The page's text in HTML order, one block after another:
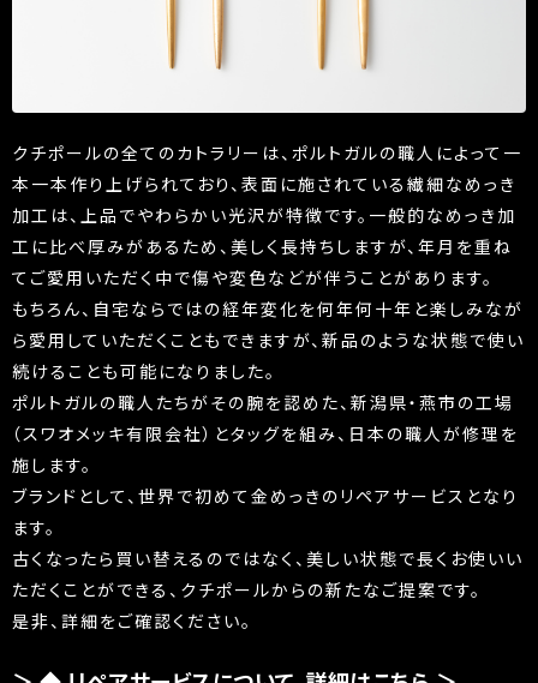
クチポールの全てのカトラリーは、ポルトガルの職人によって一
本一本作り上げられており、表面に施されている繊細なめっき
加工は、上品でやわらかい光沢が特徴です。一般的なめっき加
工に比べ厚みがあるため、美しく長持ちしますが、年月を重ね
てご愛用いただく中で傷や変色などが伴うことがあります。
もちろん、自宅ならではの経年変化を何年何十年と楽しみなが
ら愛用していただくこともできますが、新品のような状態で使い
続けることも可能になりました。
ポルトガルの職人たちがその腕を認めた、新潟県・燕市の工場
（スワオメッキ有限会社）とタッグを組み、日本の職人が修理を
施します。
ブランドとして、世界で初めて金めっきのリペアサービスとなり
ます。
古くなったら買い替えるのではなく、美しい状態で長くお使いい
ただくことができる、クチポールからの新たなご提案です。
是非、詳細をご確認ください。